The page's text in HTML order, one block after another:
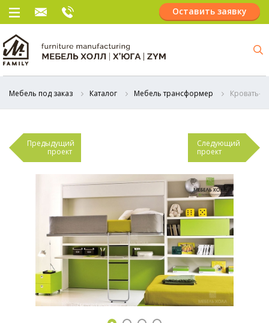
Оставить заявку
Мебель под заказ Каталог Мебель трансформер Кровать-
Предыдущий
проект
Следующий
проект